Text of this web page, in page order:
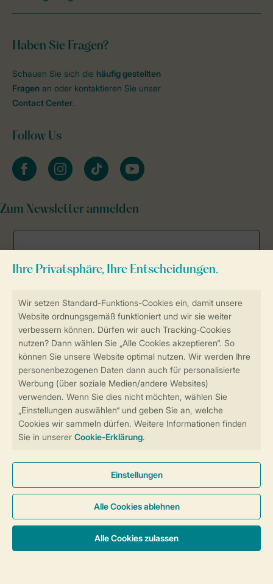
Sicherstellung Deiner Privatsphäre
Weitere Informationen und Einstellungen
Sicher und schnell zur Online-Buchung
Sichere Datenübertragung
Sicheres Bezahlen
Haben Sie Fragen?
Schauen Sie sich die häufig gestellten
Fragen an oder kontaktieren Sie unser
Contact Center.
Follow Us
facebookinstagramtiktok youtube
Zum Newsletter anmelden
Allgemeine Bedingungen Impressum
Cookies und Banner
Barrierefreiheit